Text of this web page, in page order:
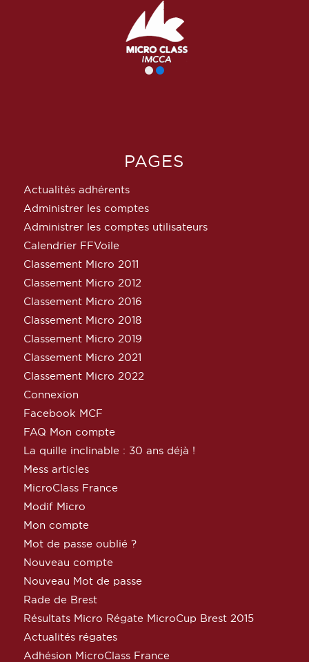
PAGES
Actualités adhérents
Administrer les comptes
Administrer les comptes utilisateurs
Calendrier FFVoile
Classement Micro 2011
Classement Micro 2012
Classement Micro 2016
Classement Micro 2018
Classement Micro 2019
Classement Micro 2021
Classement Micro 2022
Connexion
Facebook MCF
FAQ Mon compte
La quille inclinable : 30 ans déjà !
Mess articles
MicroClass France
Modif Micro
Mon compte
Mot de passe oublié ?
Nouveau compte
Nouveau Mot de passe
Rade de Brest
Résultats Micro Régate MicroCup Brest 2015
Actualités régates
Adhésion MicroClass France